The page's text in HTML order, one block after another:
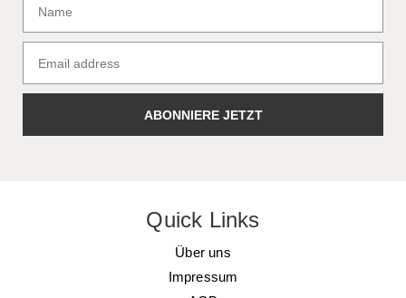
ABONNIERE JETZT
Quick Links
Über uns
Impressum